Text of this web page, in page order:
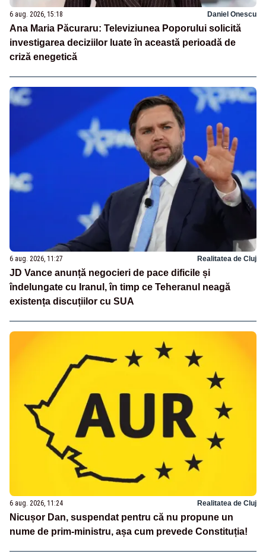
6 aug. 2026, 15:18 Daniel Onescu
Ana Maria Păcuraru: Televiziunea Poporului solicită
investigarea deciziilor luate în această perioadă de
criză enegetică
6 aug. 2026, 11:27 Realitatea de Cluj
JD Vance anunță negocieri de pace dificile și
îndelungate cu Iranul, în timp ce Teheranul neagă
existența discuțiilor cu SUA
6 aug. 2026, 11:24 Realitatea de Cluj
Nicușor Dan, suspendat pentru că nu propune un
nume de prim-ministru, așa cum prevede Constituția!